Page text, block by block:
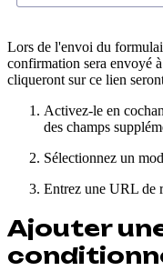
Lors de l'envoi du
confirmation sera envoyé
cliqueront sur ce lien
Activez-le en
des champs
Sélectionnez un
Entrez une URL de
Ajouter